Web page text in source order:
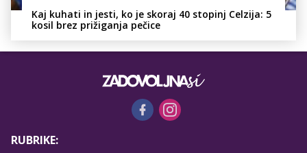
Kaj kuhati in jesti, ko je skoraj 40 stopinj Celzija: 5
kosil brez prižiganja pečice
RUBRIKE: